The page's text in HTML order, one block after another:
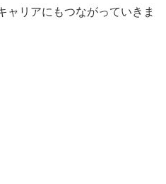
ャリアにもつながっていきま